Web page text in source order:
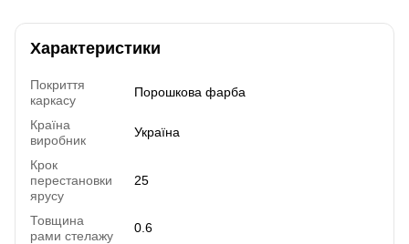
Характеристики
Покриття
каркасу
Порошкова фарба
Країна
виробник
Україна
Крок
перестановки
ярусу
25
Товщина
рами стелажу
0.6